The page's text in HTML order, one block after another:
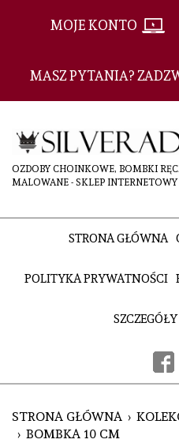
MOJE KONTO
MASZ PYTANIA?
OZDOBY CHOINKOWE, BOMBKI
MALOWANE - SKLEP INTERNETOWY
STRONA GŁÓWNA
POLITYKA PRYWATNOŚCI
STRONA GŁÓWNA
BOMBKA 10 CM